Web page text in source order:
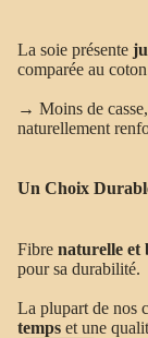
La soie présente
comparée au
→ Moins de
naturellement
Un Choix
Fibre naturelle et
pour sa durabilité.
La plupart de nos
temps et une